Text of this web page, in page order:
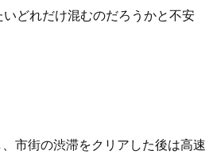
どれだけ混むのだろうかと不安
市街の渋滞をクリアした後は高速